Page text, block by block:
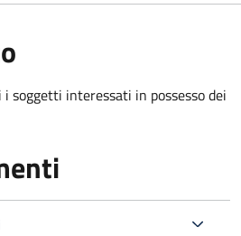
soggetti interessati in possesso dei